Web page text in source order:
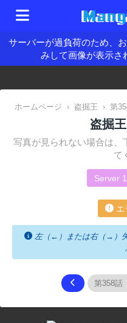
サーバーが過負荷のため、
みして画像が表示さ
ホームページ › 盗掘王 › 第
盗掘王
写真が見られない場合は、
て
Server 1
エ
左（←）または右（→）